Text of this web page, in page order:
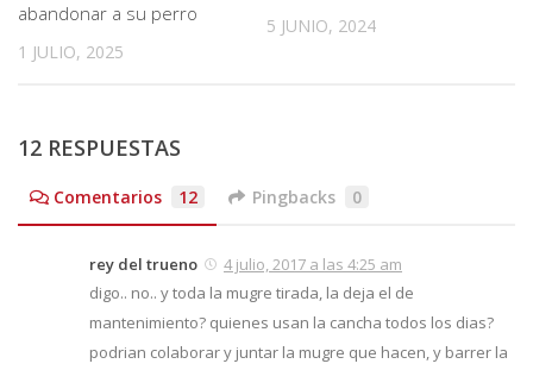
abandonar a su perro
1 JULIO, 2025
5 JUNIO, 2024
12 RESPUESTAS
Comentarios 12 Pingbacks 0
rey del trueno
4 julio, 2017 a las 4:25 am
digo.. no.. y toda la mugre tirada, la deja el de
mantenimiento? quienes usan la cancha todos los dias?
podrian colaborar y juntar la mugre que hacen, y barrer la